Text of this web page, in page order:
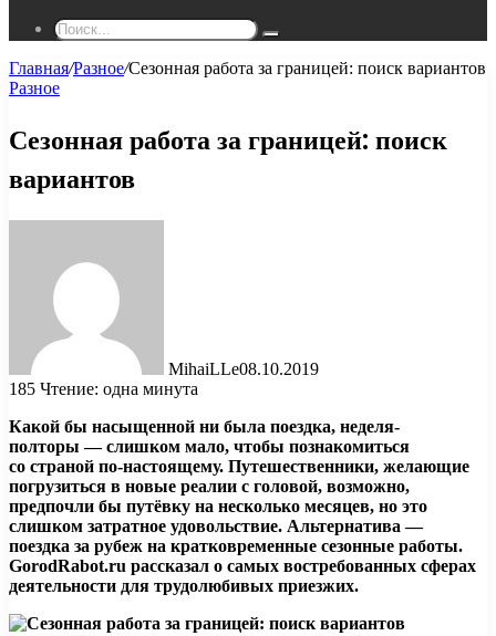
Поиск...
Главная/Разное/Сезонная работа за границей: поиск вариантов
Разное
Сезонная работа за границей: поиск
вариантов
MihaiLLe08.10.2019
185 Чтение: одна минута
Какой бы насыщенной ни была поездка, неделя-
полторы — слишком мало, чтобы познакомиться
со страной по-настоящему. Путешественники, желающие
погрузиться в новые реалии с головой, возможно,
предпочли бы путёвку на несколько месяцев, но это
слишком затратное удовольствие. Альтернатива —
поездка за рубеж на кратковременные сезонные работы.
GorodRabot.ru рассказал о самых востребованных сферах
деятельности для трудолюбивых приезжих.